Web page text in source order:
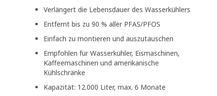
Verlängert die Lebensdauer des Wasserkühlers
Entfernt bis zu 90 % aller PFAS/PFOS
Einfach zu montieren und auszutauschen
Empfohlen für Wasserkühler, Eismaschinen,
Kaffeemaschinen und amerikanische
Kühlschränke
Kapazität: 12.000 Liter, max. 6 Monate